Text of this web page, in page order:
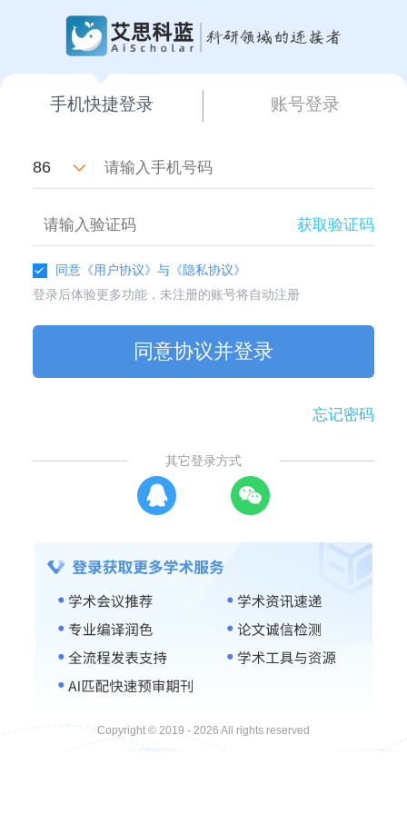
手机快捷登录 账号登录
86
获取验证码
同意 《用户协议》与 《隐私协议》
登录后体验更多功能，未注册的账号将自动注册
同意协议并登录
忘记密码
其它登录方式
Copyright © 2019 - 2026 All rights reserved